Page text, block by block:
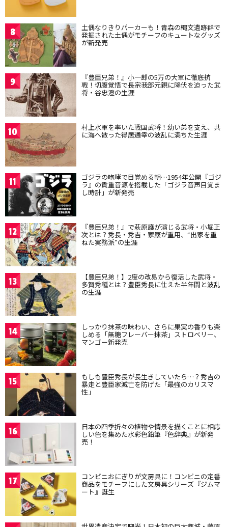
8 土偶なりきりパーカーも！青森の縄文遺跡群で
発掘された土偶がモチーフのキュートなグッズ
が新発売
9 『豊臣兄弟！』小一郎の5万の大軍に徹底抗
戦！切腹覚悟で長宗我部元親に降伏を迫った武
将・谷忠澄の生涯
10 村上水軍を率いた戦国武将！幼い弟を支え、共
に海へ散った得居通幸の波乱に満ちた生涯
11 ゴジラの咆哮で目覚める朝…1954年公開『ゴジ
ラ』の貴重音源を搭載した「ゴジラ音声目覚ま
し時計」が新発売
12 『豊臣兄弟！』で萩原護が演じる武将・小堀正
次とは？秀長・秀吉・家康が重用、“出家を重
ねた実務派”の生涯
13 【豊臣兄弟！】2度の改易から復活した武将・
多賀秀種とは？豊臣秀長に仕えた半年間と波乱
の生涯
14 しっかり抹茶の味わい、さらに果実の香りも楽
しめる「無糖フレーバー抹茶」ストロベリー、
マンゴー新発売
15 もしも豊臣秀長が長生きしていたら…？秀吉の
暴走と豊臣家滅亡を防げた「最強のカリスマ
性」
16 日本の四季折々の植物や情景を描くことに相応
しい色を集めた水彩色鉛筆『色辞典』が新発
売！
17 コンビニおにぎりが文房具に！コンビニの定番
商品をモチーフにした文房具シリーズ『ジムマ
ート』誕生